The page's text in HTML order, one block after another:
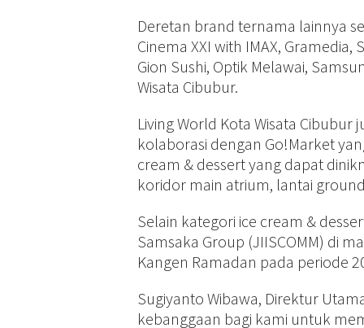
Deretan brand ternama lainnya
Cinema XXI with IMAX,
Gion Sushi, Optik Melawai,
Wisata Cibubur.
Living World Kota Wisata
kolaborasi dengan Go!Market
cream & dessert yang dapat
koridor main atrium, lantai
Selain kategori ice cream &
Samsaka Group (JIISCOMM) di
Kangen Ramadan pada periode
Sugiyanto Wibawa, Direktur
kebanggaan bagi kami untuk